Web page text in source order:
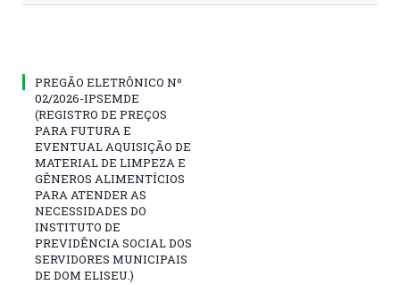
PREGÃO ELETRÔNICO Nº
02/2026-IPSEMDE
(REGISTRO DE PREÇOS
PARA FUTURA E
EVENTUAL AQUISIÇÃO DE
MATERIAL DE LIMPEZA E
GÊNEROS ALIMENTÍCIOS
PARA ATENDER AS
NECESSIDADES DO
INSTITUTO DE
PREVIDÊNCIA SOCIAL DOS
SERVIDORES MUNICIPAIS
DE DOM ELISEU.)